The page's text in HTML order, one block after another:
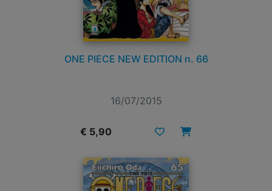
ONE PIECE NEW EDITION n. 66
16/07/2015
€ 5,90